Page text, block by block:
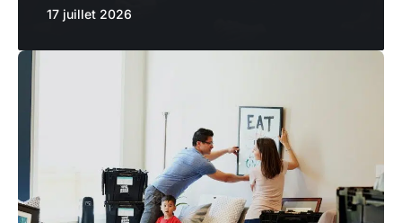
17 juillet 2026